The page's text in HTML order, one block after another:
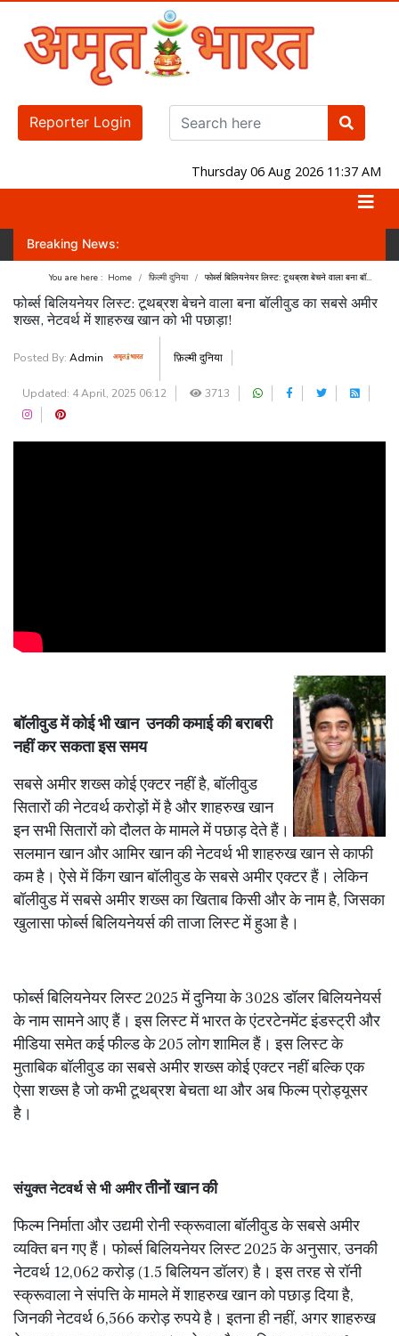
Reporter Login
Thursday 06 Aug 2026 11:37 AM
Breaking News:
पाएगी? जानिए लोकसभा-राज्यसभा का नंबर गेम! जंतर-मंतर पर होगा प्रदर्शन!
You are here : Home फ़िल्मी दुनिया फोर्ब्स बिलियनेयर लिस्ट: टूथब्रश बेचने वाला बना बॉ...
फोर्ब्स बिलियनेयर लिस्ट: टूथब्रश बेचने वाला बना बॉलीवुड का सबसे अमीर
शख्स, नेटवर्थ में शाहरुख खान को भी पछाड़ा!
Posted By: Admin फ़िल्मी दुनिया
Updated: 4 April, 2025 06:12 3713
बॉलीवुड में कोई भी खान उनकी कमाई की बराबरी
नहीं कर सकता इस समय
सबसे अमीर शख्स कोई एक्टर नहीं है, बॉलीवुड
सितारों की नेटवर्थ करोड़ों में है और शाहरुख खान
इन सभी सितारों को दौलत के मामले में पछाड़ देते हैं।
सलमान खान और आमिर खान की नेटवर्थ भी शाहरुख खान से काफी
कम है। ऐसे में किंग खान बॉलीवुड के सबसे अमीर एक्टर हैं। लेकिन
बॉलीवुड में सबसे अमीर शख्स का खिताब किसी और के नाम है, जिसका
खुलासा फोर्ब्स बिलियनेयर्स की ताजा लिस्ट में हुआ है।
फोर्ब्स बिलियनेयर लिस्ट 2025 में दुनिया के 3028 डॉलर बिलियनेयर्स
के नाम सामने आए हैं। इस लिस्ट में भारत के एंटरटेनमेंट इंडस्ट्री और
मीडिया समेत कई फील्ड के 205 लोग शामिल हैं। इस लिस्ट के
मुताबिक बॉलीवुड का सबसे अमीर शख्स कोई एक्टर नहीं बल्कि एक
ऐसा शख्स है जो कभी टूथब्रश बेचता था और अब फिल्म प्रोड्यूसर
है।
संयुक्त नेटवर्थ से भी अमीरतीनों खान की
फिल्म निर्माता और उद्यमी रोनी स्क्रूवाला बॉलीवुड के सबसे अमीर
व्यक्ति बन गए हैं। फोर्ब्स बिलियनेयर लिस्ट 2025 के अनुसार, उनकी
नेटवर्थ 12,062 करोड़ (1.5 बिलियन डॉलर) है। इस तरह से रॉनी
स्क्रूवाला ने संपत्ति के मामले में शाहरुख खान को पछाड़ दिया है,
जिनकी नेटवर्थ 6,566 करोड़ रुपये है। इतना ही नहीं, अगर शाहरुख